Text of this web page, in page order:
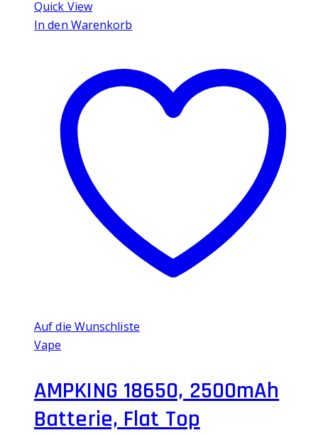
Quick View
In den Warenkorb
Auf die Wunschliste
Vape
AMPKING 18650, 2500mAh
Batterie, Flat Top